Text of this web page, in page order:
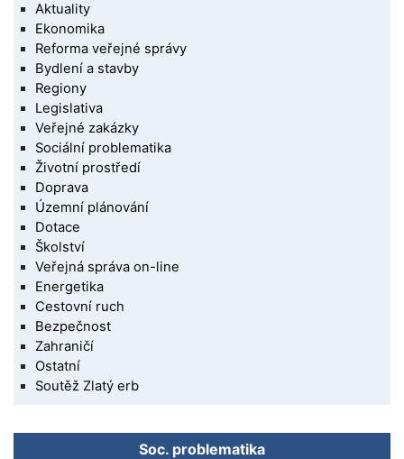
Aktuality
Ekonomika
Reforma veřejné správy
Bydlení a stavby
Regiony
Legislativa
Veřejné zakázky
Sociální problematika
Životní prostředí
Doprava
Územní plánování
Dotace
Školství
Veřejná správa on-line
Energetika
Cestovní ruch
Bezpečnost
Zahraničí
Ostatní
Soutěž Zlatý erb
Soc. problematika